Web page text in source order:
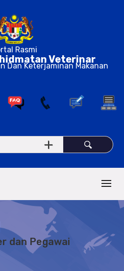
Rasmi
Veterinar
Dan Keterjaminan Makanan
dan Pegawai